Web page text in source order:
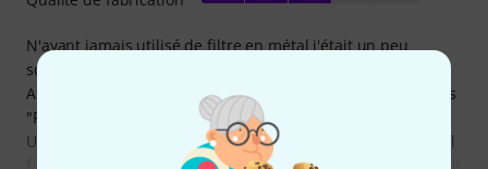
N'ayant jamais utilisé de filtre en métal j'était un peu
sceptique mais vu les critique positive j'ai pris le risque.
Au final j'en suis super contant, fonctionne très bien sur les
"P" et laisse beaucoup de détail dans les aigus.
Une seule note un peu négative, il n'a pas l'air très solide, il